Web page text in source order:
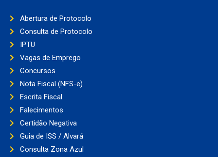
Abertura de Protocolo
Consulta de Protocolo
IPTU
Vagas de Emprego
Concursos
Nota Fiscal (NFS-e)
Escrita Fiscal
Falecimentos
Certidão Negativa
Guia de ISS / Alvará
Consulta Zona Azul